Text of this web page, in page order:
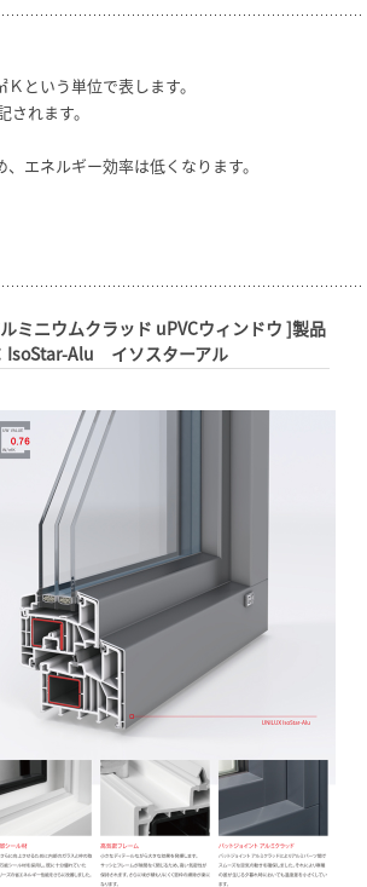
という単位で表します。
されます。
エネルギー効率は低くなります。
ルミニウムクラッド uPVCウィンドウ ]製品
IsoStar-Alu イソスターアル